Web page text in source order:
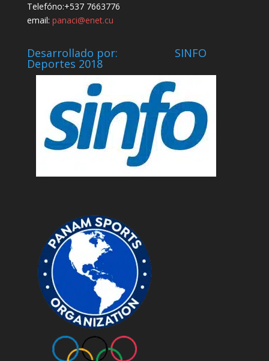
Telefóno:+537 7663776
email: panaci@enet.cu
Desarrollado por: SINFO
Deportes 2018